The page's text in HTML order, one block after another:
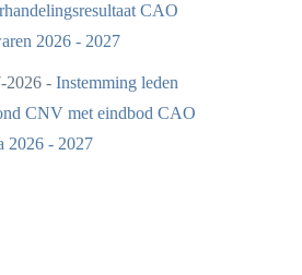
CAO
2026 - 2027
2026 - Instemming leden
CNV met eindbod CAO
2026 - 2027